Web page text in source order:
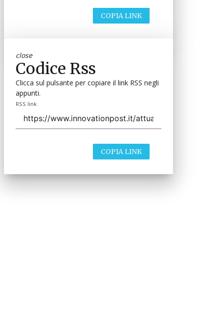
COPIA LINK
close
Codice Rss
Clicca sul pulsante per copiare il link RSS negli
appunti.
RSS link
COPIA LINK